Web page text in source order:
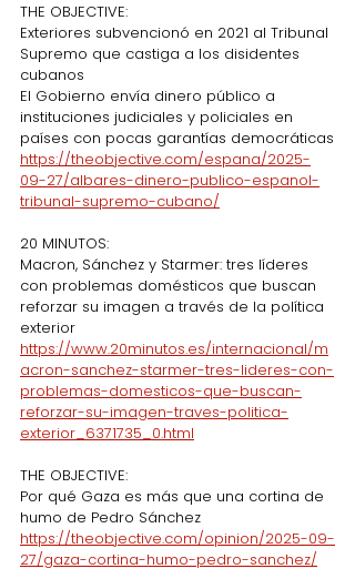
THE OBJECTIVE:
Exteriores subvencionó en 2021 al Tribunal
Supremo que castiga a los disidentes
cubanos
El Gobierno envía dinero público a
instituciones judiciales y policiales en
países con pocas garantías democráticas
https://theobjective.com/espana/2025-
09-27/albares-dinero-publico-espanol-
tribunal-supremo-cubano/
20 MINUTOS:
Macron, Sánchez y Starmer: tres líderes
con problemas domésticos que buscan
reforzar su imagen a través de la política
exterior
https://www.20minutos.es/internacional/m
acron-sanchez-starmer-tres-lideres-con-
problemas-domesticos-que-buscan-
reforzar-su-imagen-traves-politica-
exterior_6371735_0.html
THE OBJECTIVE:
Por qué Gaza es más que una cortina de
humo de Pedro Sánchez
https://theobjective.com/opinion/2025-09-
27/gaza-cortina-humo-pedro-sanchez/